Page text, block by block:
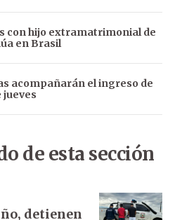
con hijo extramatrimonial de
en Brasil
acompañarán el ingreso de
de esta sección
detienen